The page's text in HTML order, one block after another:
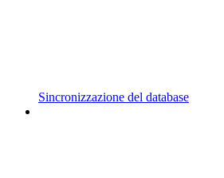
Sincronizzazione del database